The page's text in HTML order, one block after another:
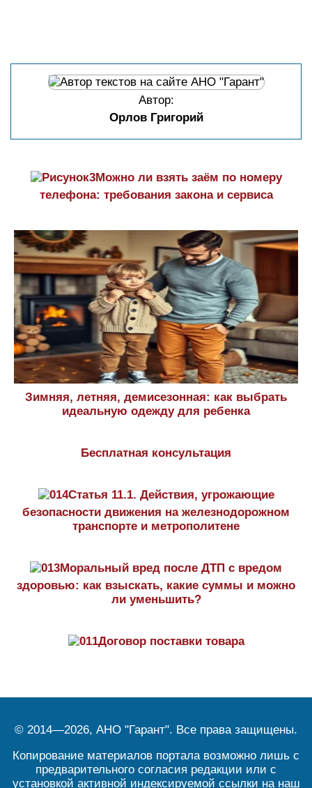
Автор:
Орлов Григорий
Можно ли взять заём по номеру
телефона: требования закона и сервиса
Зимняя, летняя, демисезонная: как выбрать
идеальную одежду для ребенка
Бесплатная консультация
Статья 11.1. Действия, угрожающие
безопасности движения на железнодорожном
транспорте и метрополитене
Моральный вред после ДТП с вредом
здоровью: как взыскать, какие суммы и можно
ли уменьшить?
Договор поставки товара
© 2014—2026, АНО "Гарант". Все права защищены.
Копирование материалов портала возможно лишь с
предварительного согласия редакции или с
установкой активной индексируемой ссылки на наш